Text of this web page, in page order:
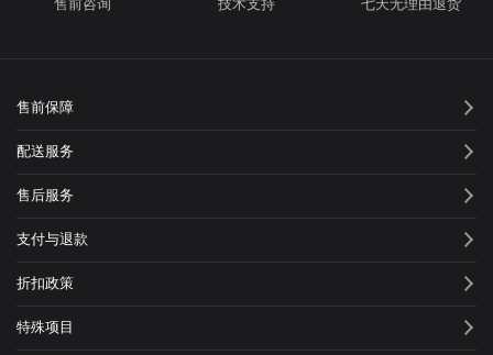
售前咨询 技术支持 七天无理由退货
售前保障
配送服务
售后服务
支付与退款
折扣政策
特殊项目